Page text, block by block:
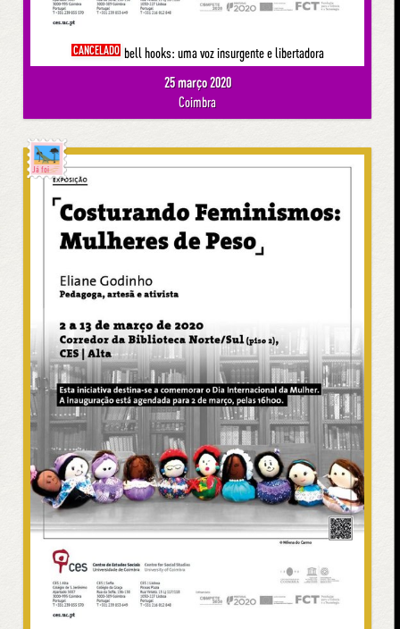
CANCELADO bell hooks: uma voz insurgente e libertadora
25 março 2020
Coimbra
Já foi